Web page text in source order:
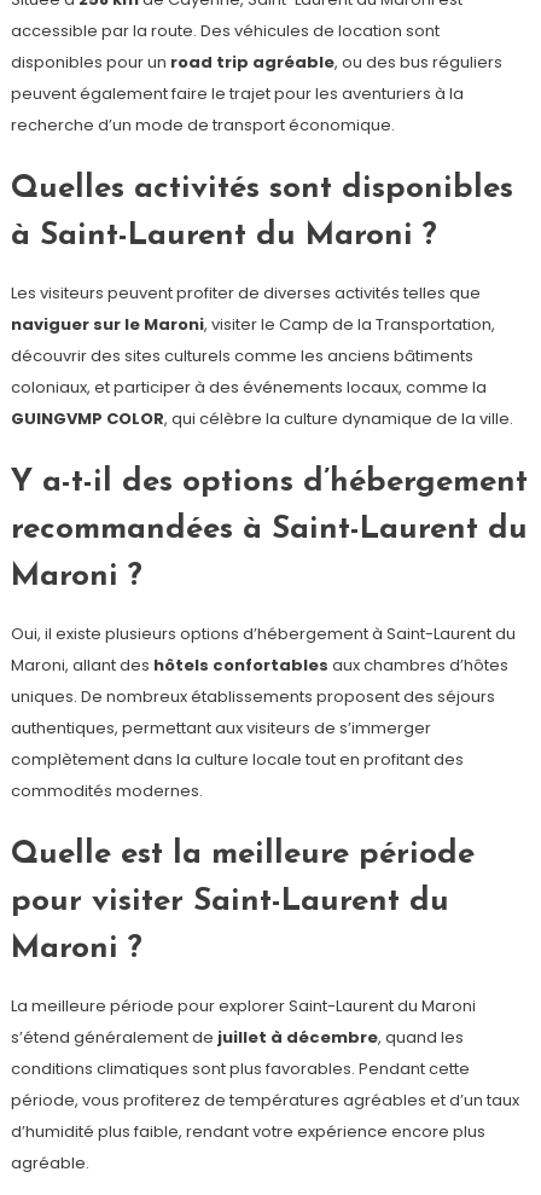
accessible par la route. Des véhicules de location sont
disponibles pour un road trip agréable, ou des bus réguliers
peuvent également faire le trajet pour les aventuriers à la
recherche d’un mode de transport économique.
Quelles activités sont disponibles
à Saint-Laurent du Maroni ?
Les visiteurs peuvent profiter de diverses activités telles que
naviguer sur le Maroni, visiter le Camp de la Transportation,
découvrir des sites culturels comme les anciens bâtiments
coloniaux, et participer à des événements locaux, comme la
GUINGVMP COLOR, qui célèbre la culture dynamique de la ville.
Y a-t-il des options d’hébergement
recommandées à Saint-Laurent du
Maroni ?
Oui, il existe plusieurs options d’hébergement à Saint-Laurent du
Maroni, allant des hôtels confortables aux chambres d’hôtes
uniques. De nombreux établissements proposent des séjours
authentiques, permettant aux visiteurs de s’immerger
complètement dans la culture locale tout en profitant des
commodités modernes.
Quelle est la meilleure période
pour visiter Saint-Laurent du
Maroni ?
La meilleure période pour explorer Saint-Laurent du Maroni
s’étend généralement de juillet à décembre, quand les
conditions climatiques sont plus favorables. Pendant cette
période, vous profiterez de températures agréables et d’un taux
d’humidité plus faible, rendant votre expérience encore plus
agréable.